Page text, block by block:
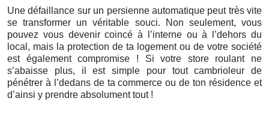
Une défaillance sur un persienne automatique peut très vite
se transformer un véritable souci. Non seulement, vous
pouvez vous devenir coincé à l’interne ou à l’dehors du
local, mais la protection de ta logement ou de votre société
est également compromise ! Si votre store roulant ne
s’abaisse plus, il est simple pour tout cambrioleur de
pénétrer à l’dedans de ta commerce ou de ton résidence et
d’ainsi y prendre absolument tout !